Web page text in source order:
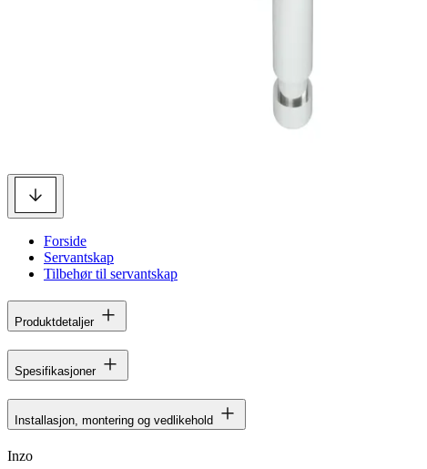
Forside
Servantskap
Tilbehør til servantskap
Produktdetaljer
Spesifikasjoner
Installasjon, montering og vedlikehold
Inzo